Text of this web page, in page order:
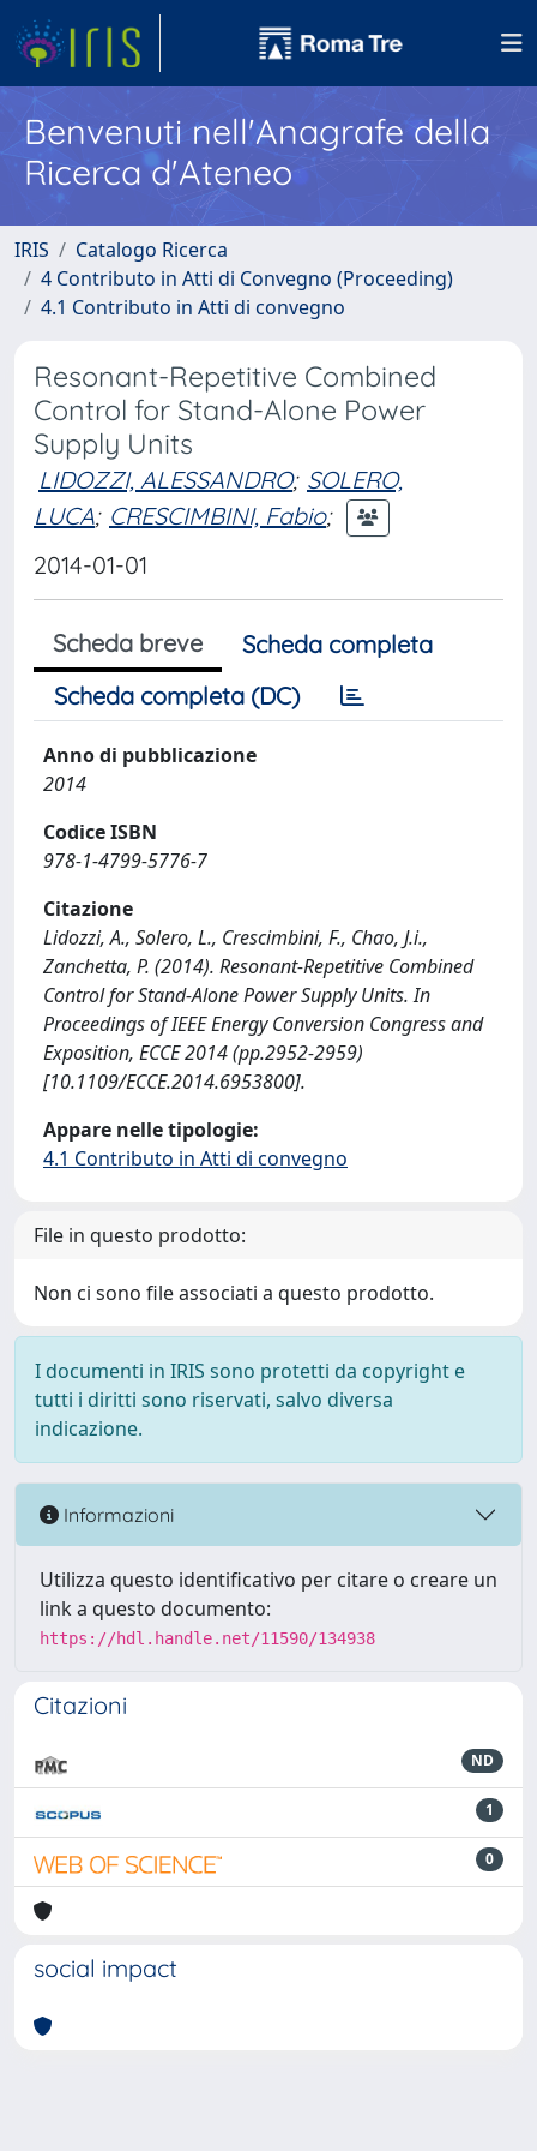
Benvenuti nell'Anagrafe della
Ricerca d'Ateneo
IRIS
Catalogo Ricerca
4 Contributo in Atti di Convegno (Proceeding)
4.1 Contributo in Atti di convegno
Resonant-Repetitive Combined
Control for Stand-Alone Power
Supply Units
LIDOZZI, ALESSANDRO; SOLERO,
LUCA; CRESCIMBINI, Fabio;
2014-01-01
Scheda breve
Scheda completa
Scheda completa (DC)
Anno di pubblicazione
2014
Codice ISBN
978-1-4799-5776-7
Citazione
Lidozzi, A., Solero, L., Crescimbini, F., Chao, J.i.,
Zanchetta, P. (2014). Resonant-Repetitive Combined
Control for Stand-Alone Power Supply Units. In
Proceedings of IEEE Energy Conversion Congress and
Exposition, ECCE 2014 (pp.2952-2959)
[10.1109/ECCE.2014.6953800].
Appare nelle tipologie:
4.1 Contributo in Atti di convegno
File in questo prodotto:
Non ci sono file associati a questo prodotto.
I documenti in IRIS sono protetti da copyright e
tutti i diritti sono riservati, salvo diversa
indicazione.
Informazioni
Utilizza questo identificativo per citare o creare un
link a questo documento:
https://hdl.handle.net/11590/134938
Citazioni
ND
1
0
social impact